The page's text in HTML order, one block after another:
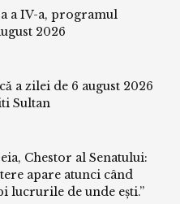
a IV-a, programul
2026
a zilei de 6 august 2026
Sultan
Chestor al Senatului:
apare atunci când
lucrurile de unde ești.”